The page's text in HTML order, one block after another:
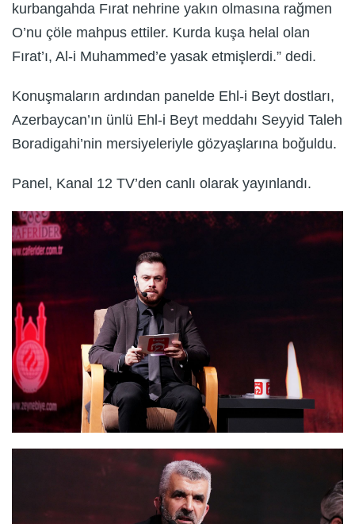
kurbangahda Fırat nehrine yakın olmasına rağmen
O’nu çöle mahpus ettiler. Kurda kuşa helal olan
Fırat’ı, Al-i Muhammed’e yasak etmişlerdi.” dedi.
Konuşmaların ardından panelde Ehl-i Beyt dostları,
Azerbaycan’ın ünlü Ehl-i Beyt meddahı Seyyid Taleh
Boradigahi’nin mersiyeleriyle gözyaşlarına boğuldu.
Panel, Kanal 12 TV’den canlı olarak yayınlandı.